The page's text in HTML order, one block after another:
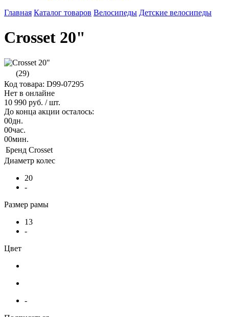
Главная Каталог товаров Велосипеды Детские велосипеды
Crosset 20"
(29)
Код товара: D99-07295
Нет в онлайне
10 990 руб. / шт.
До конца акции осталось:
00дн.
00час.
00мин.
Бренд Crosset
Диаметр колес
20
-
Размер рамы
13
-
Цвет
-